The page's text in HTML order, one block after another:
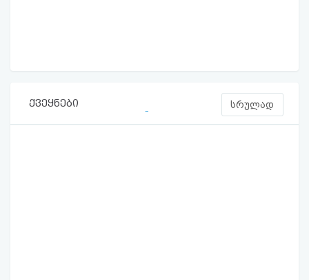
ქვეყნები სრულად